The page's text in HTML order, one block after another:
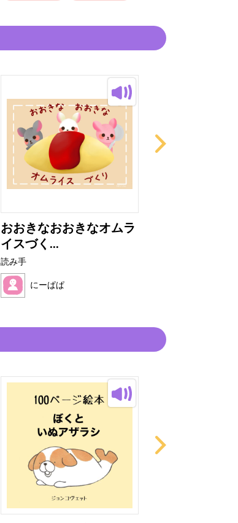
おおきなおおきなオムラ
イスづく...
読み手
にーぱぱ